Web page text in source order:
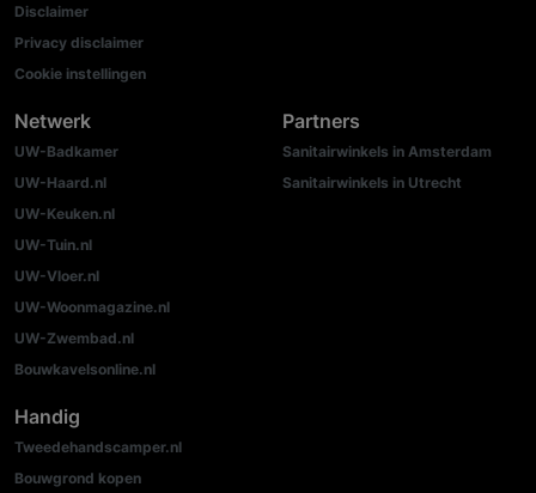
Disclaimer
Privacy disclaimer
Cookie instellingen
Netwerk
UW-Badkamer
UW-Haard.nl
UW-Keuken.nl
UW-Tuin.nl
UW-Vloer.nl
UW-Woonmagazine.nl
UW-Zwembad.nl
Bouwkavelsonline.nl
Partners
Sanitairwinkels in Amsterdam
Sanitairwinkels in Utrecht
Handig
Tweedehandscamper.nl
Bouwgrond kopen